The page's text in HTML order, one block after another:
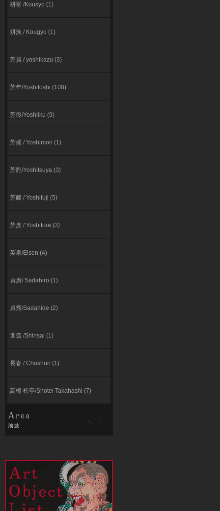
耕挙 /Koukyo (1)
耕漁 / Kougyo (1)
芳員 / yoshikazu (3)
芳年/Yoshitoshi (108)
芳幾/Yoshiiku (9)
芳盛 / Yoshimori (1)
芳艶/Yoshitsuya (3)
芳藤 / Yoshifuji (5)
芳虎 / Yoshitora (3)
英泉/Eisen (4)
貞廣/ Sadahiro (1)
貞秀/Sadahide (2)
進斎 /Shinsai (1)
長春 / Choshun (1)
高橋 松亭/Shotei Takahashi (7)